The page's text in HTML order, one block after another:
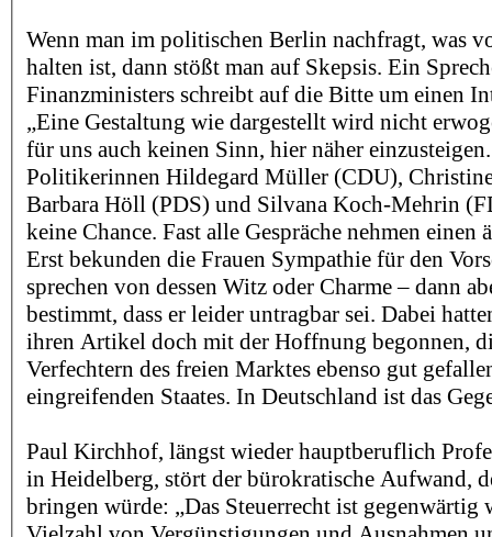
Wenn man im politischen Berlin nachfragt, was
halten ist, dann stößt man auf Skepsis. Ein
Finanzministers schreibt auf die Bitte um einen
„Eine Gestaltung wie dargestellt wird nicht
für uns auch keinen Sinn, hier näher
Politikerinnen Hildegard Müller (CDU),
Barbara Höll (PDS) und Silvana Koch-Mehrin
keine Chance. Fast alle Gespräche nehmen einen
Erst bekunden die Frauen Sympathie für den
sprechen von dessen Witz oder Charme – dann
bestimmt, dass er leider untragbar sei. Dabei
ihren Artikel doch mit der Hoffnung begonnen,
Verfechtern des freien Marktes ebenso gut
eingreifenden Staates. In Deutschland ist das
Paul Kirchhof, längst wieder hauptberuflich
in Heidelberg, stört der bürokratische Aufwand,
bringen würde: „Das Steuerrecht ist gegenwärtig